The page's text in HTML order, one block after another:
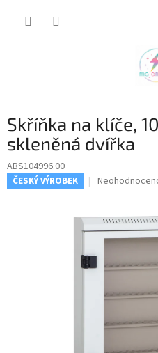
Skříňka na klíče,
skleněná dvířka
ABS104996.00
ČESKÝ VÝROBEK
Průměrné
je
0,0
5
hvězdiček.